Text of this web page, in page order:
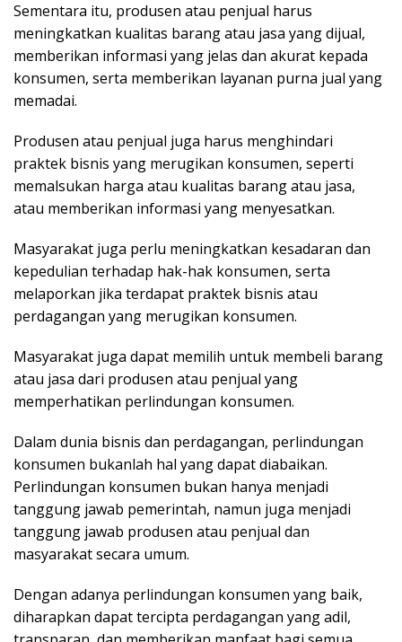
Sementara itu, produsen atau penjual harus
meningkatkan kualitas barang atau jasa yang dijual,
memberikan informasi yang jelas dan akurat kepada
konsumen, serta memberikan layanan purna jual yang
memadai.
Produsen atau penjual juga harus menghindari
praktek bisnis yang merugikan konsumen, seperti
memalsukan harga atau kualitas barang atau jasa,
atau memberikan informasi yang menyesatkan.
Masyarakat juga perlu meningkatkan kesadaran dan
kepedulian terhadap hak-hak konsumen, serta
melaporkan jika terdapat praktek bisnis atau
perdagangan yang merugikan konsumen.
Masyarakat juga dapat memilih untuk membeli barang
atau jasa dari produsen atau penjual yang
memperhatikan perlindungan konsumen.
Dalam dunia bisnis dan perdagangan, perlindungan
konsumen bukanlah hal yang dapat diabaikan.
Perlindungan konsumen bukan hanya menjadi
tanggung jawab pemerintah, namun juga menjadi
tanggung jawab produsen atau penjual dan
masyarakat secara umum.
Dengan adanya perlindungan konsumen yang baik,
diharapkan dapat tercipta perdagangan yang adil,